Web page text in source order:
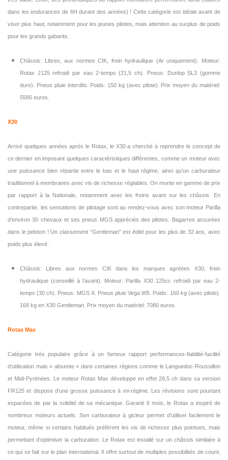
dans les endurances de 6H durant des années) ! Cette catégorie est idéale avant de
viser plus haut, notamment pour les jeunes pilotes, mais attention au surplus de poids
pour les grands gabarits.
Châssis: Libres, aux normes CIK, frein hydraulique (Ar uniquement). Moteur:
Rotax J125 refroidi par eau 2-temps (21,5 ch). Pneus: Dunlop SL3 (gomme
dure). Pneus pluie interdits. Poids: 150 kg (avec pilote). Prix moyen du matériel:
5580 euros.
X30
Arrivé quelques années après le Rotax, le X30 a cherché à reprendre le concept de
ce dernier en imposant quelques caractéristiques différentes, comme un moteur avec
une puissance bien répartie entre le bas et le haut régime, ainsi qu’un carburateur
traditionnel à membranes avec vis de richesse réglables. On monte en gamme de prix
par rapport à la Nationale, notamment avec les freins avant sur les châssis. En
contrepartie, les sensations de pilotage sont au rendez-vous avec son moteur Parilla
d’environ 30 chevaux et ses pneus MGS appréciés des pilotes. Bagarres assurées
dans le peloton ! Un classement “Gentleman” est édité pour les plus de 32 ans, avec
poids plus élevé.
Châssis: Libres aux normes CIK dans les marques agréées X30, frein
hydraulique (conseillé à l’avant). Moteur: Parilla X30 125cc refroidi par eau 2-
temps (30 ch). Pneus: MGS X. Pneus pluie Vega W5. Poids: 160 kg (avec pilote).
168 kg en X30 Gentleman. Prix moyen du matériel: 7080 euros.
Rotax Max
Catégorie très populaire grâce à un fameux rapport performances-fiabilité-facilité
d’utilisation mais « absente » dans certaines régions comme le Languedoc-Roussillon
et Midi-Pyrénées. Le moteur Rotax Max développe en effet 28,5 ch dans sa version
FR125 et dispose d’une grosse puissance à mi-régime. Les révisions sont pourtant
espacées de par la solidité de sa mécanique. Garanti 6 mois, le Rotax a inspiré de
nombreux moteurs actuels. Son carburateur à gicleur permet d’utiliser facilement le
moteur, même si certains habitués préfèrent les vis de richesse plus pointues, mais
permettant d’optimiser la carburation. Le Rotax est installé sur un châssis similaire à
ce qui se fait sur le plan international. Il offre surtout de multiples possibilités de courir,